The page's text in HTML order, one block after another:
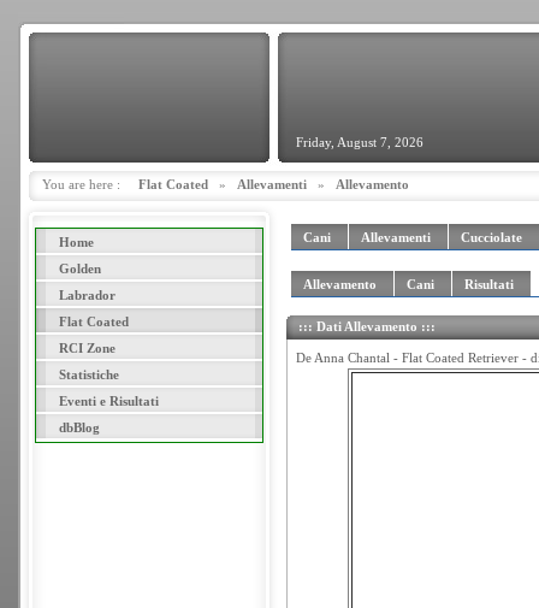
Friday, August 7, 2026
You are here : Flat Coated » Allevamenti » Allevamento
Home
Golden
Labrador
Flat Coated
RCI Zone
Statistiche
Eventi e Risultati
dbBlog
Cani Allevamenti Cucciolate
Allevamento Cani Risultati
::: Dati Allevamento :::
De Anna Chantal - Flat Coated Retriever -